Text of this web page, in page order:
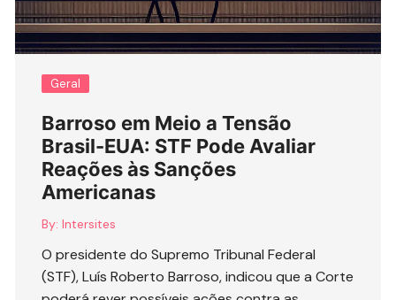
Geral
Barroso em Meio a Tensão
Brasil-EUA: STF Pode Avaliar
Reações às Sanções
Americanas
By: Intersites
O presidente do Supremo Tribunal Federal
(STF), Luís Roberto Barroso, indicou que a Corte